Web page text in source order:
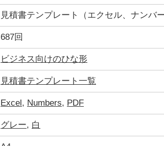
見積書テンプレート（エクセル、ナンバ
687回
ビジネス向けのひな形
見積書テンプレート一覧
Excel, Numbers, PDF
グレー, 白